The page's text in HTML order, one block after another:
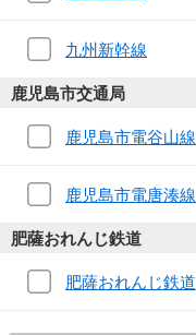
九州新幹線
鹿児島市交通局
鹿児島市電谷山線
鹿児島市電唐湊線
肥薩おれんじ鉄道
肥薩おれんじ鉄道